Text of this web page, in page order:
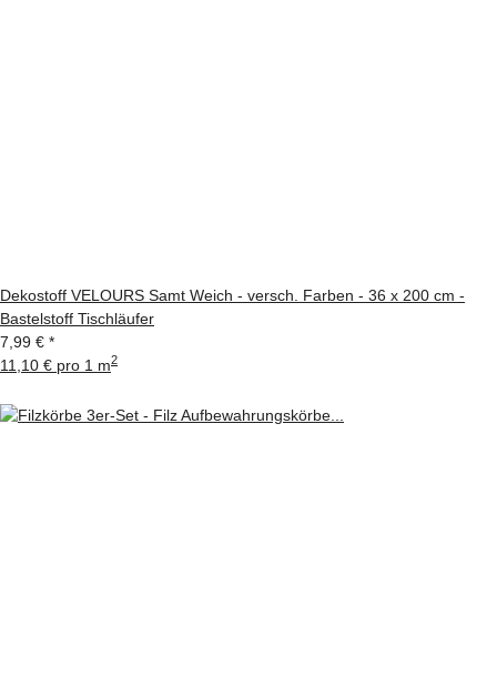
Dekostoff VELOURS Samt Weich - versch. Farben - 36 x 200 cm -
Bastelstoff Tischläufer
7,99 € *
11,10 € pro 1 m2